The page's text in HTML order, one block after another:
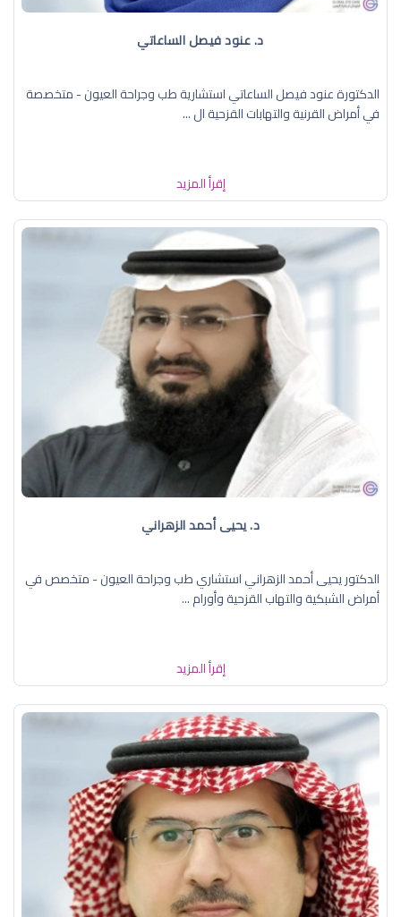
د. عنود فيصل الساعاتي
الدكتورة عنود فيصل الساعاتي استشارية طب وجراحة العيون - متخصصة
في أمراض القرنية والتهابات القزحية ال ...
إقرأ المزيد
د. يحيى أحمد الزهراني
الدكتور يحيى أحمد الزهراني استشاري طب وجراحة العيون - متخصص في
أمراض الشبكية والتهاب القزحية وأورام ...
إقرأ المزيد